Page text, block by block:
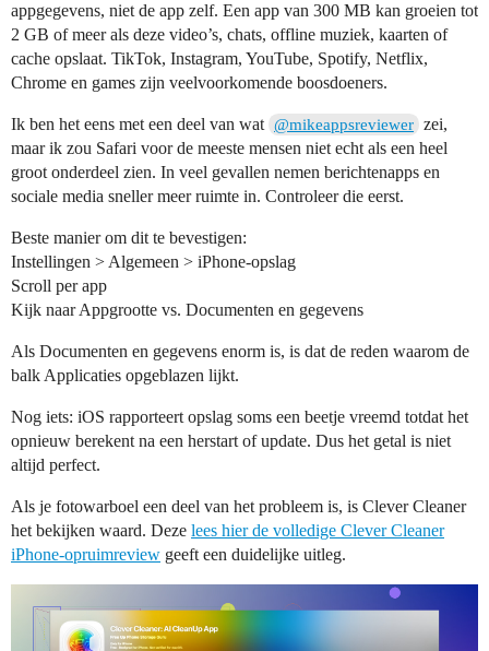
appgegevens, niet de app zelf. Een app van 300 MB kan groeien tot
2 GB of meer als deze video’s, chats, offline muziek, kaarten of
cache opslaat. TikTok, Instagram, YouTube, Spotify, Netflix,
Chrome en games zijn veelvoorkomende boosdoeners.
Ik ben het eens met een deel van wat @mikeappsreviewer zei,
maar ik zou Safari voor de meeste mensen niet echt als een heel
groot onderdeel zien. In veel gevallen nemen berichtenapps en
sociale media sneller meer ruimte in. Controleer die eerst.
Beste manier om dit te bevestigen:
Instellingen > Algemeen > iPhone-opslag
Scroll per app
Kijk naar Appgrootte vs. Documenten en gegevens
Als Documenten en gegevens enorm is, is dat de reden waarom de
balk Applicaties opgeblazen lijkt.
Nog iets: iOS rapporteert opslag soms een beetje vreemd totdat het
opnieuw berekent na een herstart of update. Dus het getal is niet
altijd perfect.
Als je fotowarboel een deel van het probleem is, is Clever Cleaner
het bekijken waard. Deze lees hier de volledige Clever Cleaner
iPhone-opruimreview geeft een duidelijke uitleg.